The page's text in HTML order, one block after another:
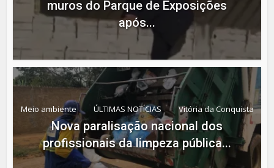
muros do Parque de Exposições
após...
Meio ambiente ÚLTIMAS NOTÍCIAS Vitória da Conquista
Nova paralisação nacional dos
profissionais da limpeza pública...